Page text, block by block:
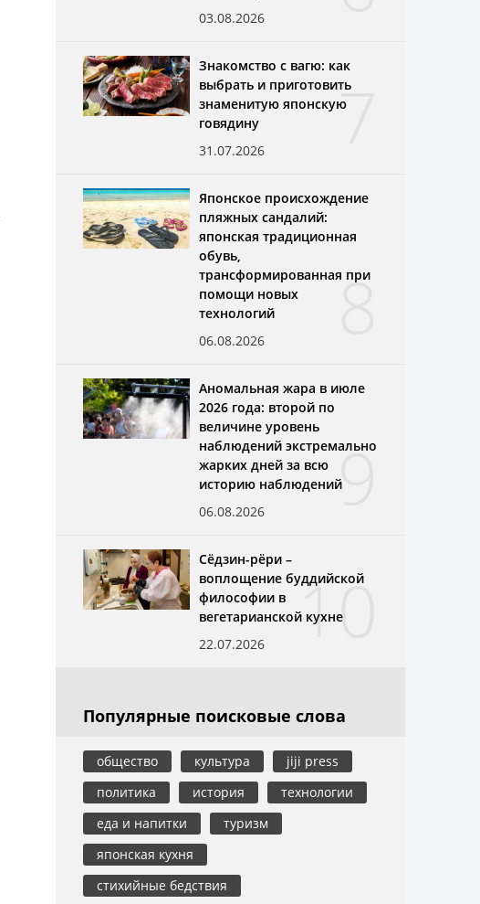
03.08.2026
7
Знакомство с вагю: как
выбрать и приготовить
знаменитую японскую
говядину
31.07.2026
8
Японское происхождение
пляжных сандалий:
японская традиционная
обувь,
трансформированная при
помощи новых
технологий
06.08.2026
9
Аномальная жара в июле
2026 года: второй по
величине уровень
наблюдений экстремально
жарких дней за всю
историю наблюдений
06.08.2026
10
Сёдзин-рёри –
воплощение буддийской
философии в
вегетарианской кухне
22.07.2026
Популярные поисковые слова
общество культура
jiji press
политика
история
технологии
еда и напитки
туризм
японская кухня
стихийные бедствия